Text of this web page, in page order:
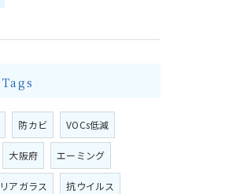
Tags
防カビ VOCs低減
大阪府 エーミング
リアガラス 抗ウイルス